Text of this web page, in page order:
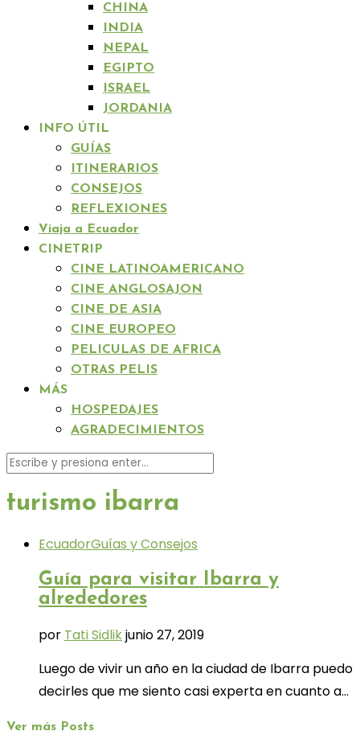
CHINA
INDIA
NEPAL
EGIPTO
ISRAEL
JORDANIA
INFO ÚTIL
GUÍAS
ITINERARIOS
CONSEJOS
REFLEXIONES
Viaja a Ecuador
CINETRIP
CINE LATINOAMERICANO
CINE ANGLOSAJON
CINE DE ASIA
CINE EUROPEO
PELICULAS DE AFRICA
OTRAS PELIS
MÁS
HOSPEDAJES
AGRADECIMIENTOS
turismo ibarra
EcuadorGuías y Consejos
Guía para visitar Ibarra y
alrededores
por Tati Sidlikjunio 27, 2019
Luego de vivir un año en la ciudad de Ibarra puedo
decirles que me siento casi experta en cuanto a…
Ver más Posts